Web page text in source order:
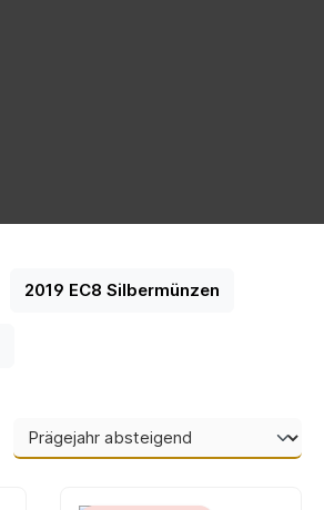
2019 EC8 Silbermünzen